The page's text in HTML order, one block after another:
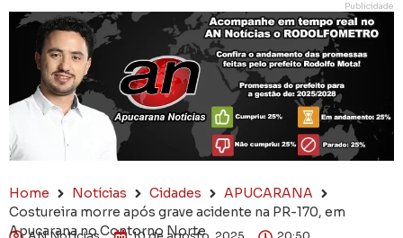
Publicidade
Home Notícias Cidades
APUCARANA
Costureira morre após grave acidente na PR-170, em
Apucarana no Contorno Norte